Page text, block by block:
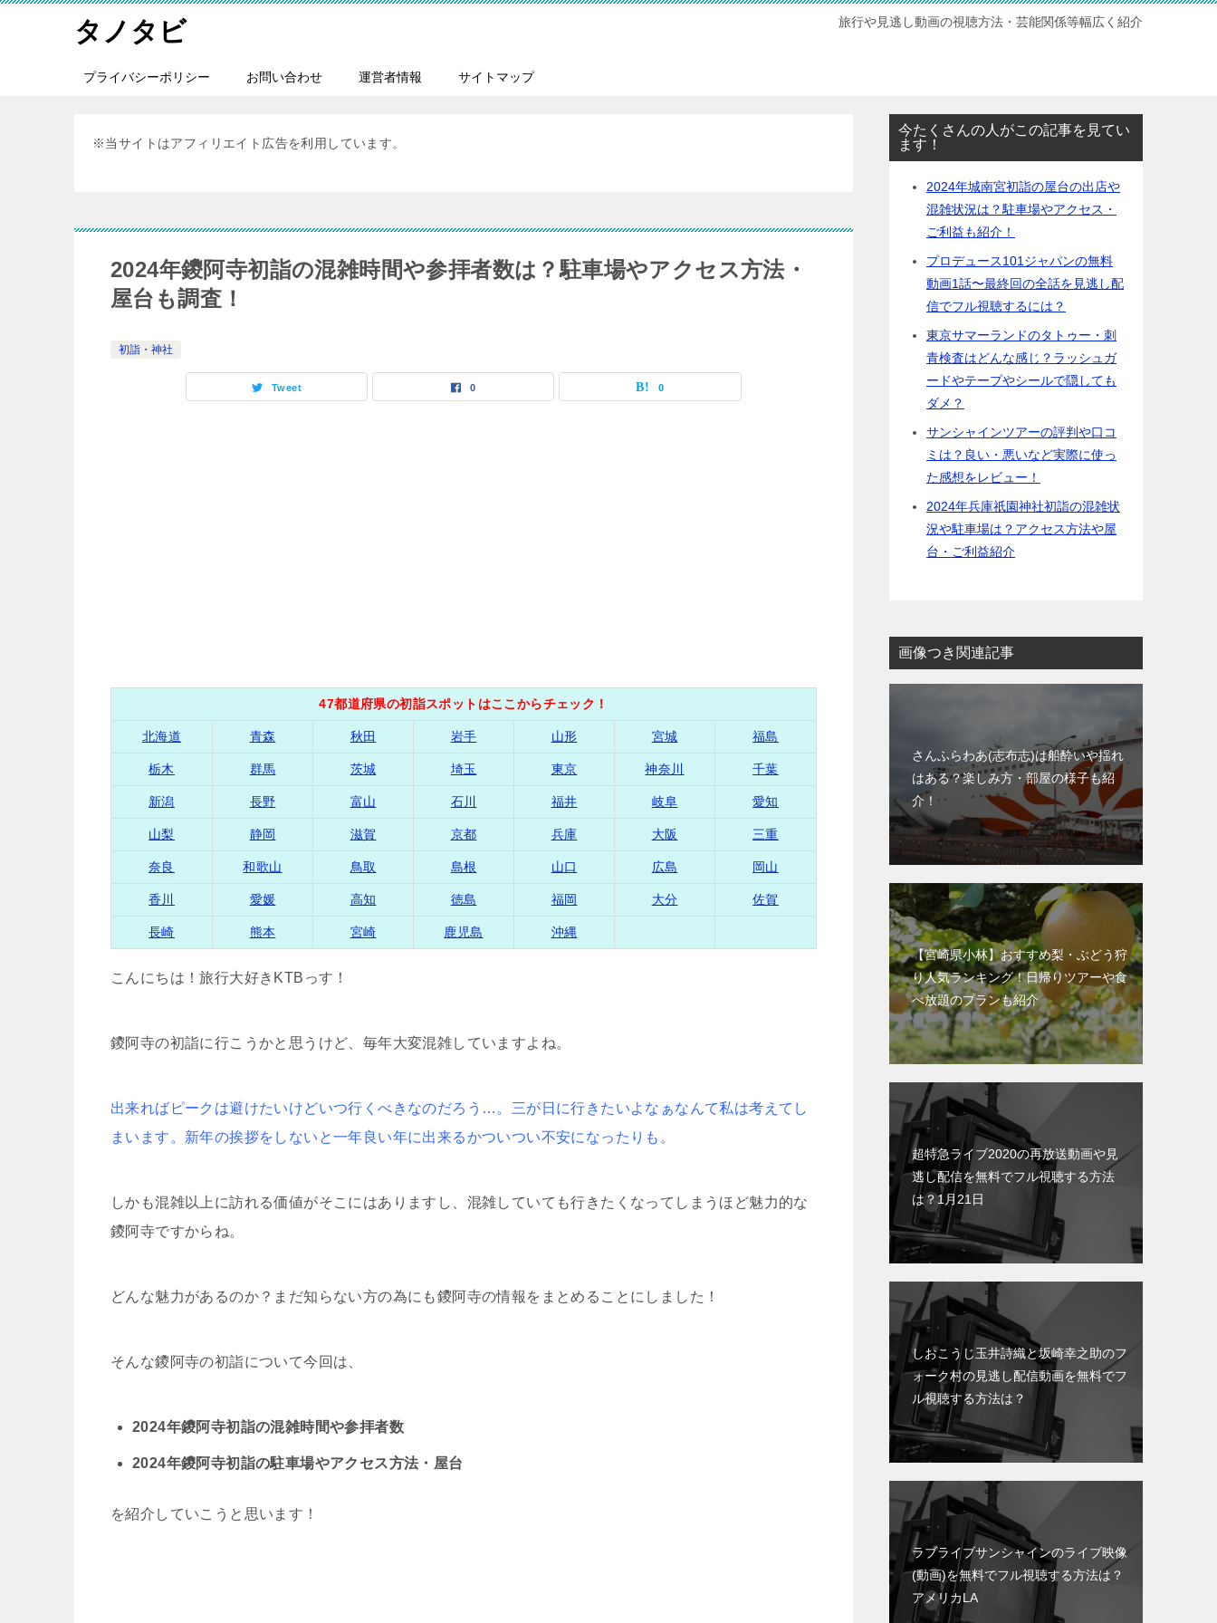
タノタビ 旅行や見逃し動画の視聴方法・芸能関係等幅広く紹介
プライバシーポリシー お問い合わせ 運営者情報 サイトマップ
※当サイトはアフィリエイト広告を利用しています。
2024年鑁阿寺初詣の混雑時間や参拝者数は？駐車場やアクセス方法・
屋台も調査！
初詣・神社
Tweet 0 0
47都道府県の初詣スポットはここからチェック！
北海道 青森 秋田 岩手 山形 宮城 福島
栃木 群馬 茨城 埼玉 東京 神奈川 千葉
新潟 長野 富山 石川 福井 岐阜 愛知
山梨 静岡 滋賀 京都 兵庫 大阪 三重
奈良 和歌山 鳥取 島根 山口 広島 岡山
香川 愛媛 高知 徳島 福岡 大分 佐賀
長崎 熊本 宮崎 鹿児島 沖縄
こんにちは！旅行大好きKTBっす！
鑁阿寺の初詣に行こうかと思うけど、毎年大変混雑していますよね。
出来ればピークは避けたいけどいつ行くべきなのだろう…。三が日に行きたいよなぁなんて私は考えてし
まいます。新年の挨拶をしないと一年良い年に出来るかついつい不安になったりも。
しかも混雑以上に訪れる価値がそこにはありますし、混雑していても行きたくなってしまうほど魅力的な
鑁阿寺ですからね。
どんな魅力があるのか？まだ知らない方の為にも鑁阿寺の情報をまとめることにしました！
そんな鑁阿寺の初詣について今回は、
2024年鑁阿寺初詣の混雑時間や参拝者数
2024年鑁阿寺初詣の駐車場やアクセス方法・屋台
を紹介していこうと思います！
今たくさんの人がこの記事を見てい
ます！
2024年城南宮初詣の屋台の出店や
混雑状況は？駐車場やアクセス・
ご利益も紹介！
プロデュース101ジャパンの無料
動画1話〜最終回の全話を見逃し配
信でフル視聴するには？
東京サマーランドのタトゥー・刺
青検査はどんな感じ？ラッシュガ
ードやテープやシールで隠しても
ダメ？
サンシャインツアーの評判や口コ
ミは？良い・悪いなど実際に使っ
た感想をレビュー！
2024年兵庫祇園神社初詣の混雑状
況や駐車場は？アクセス方法や屋
台・ご利益紹介
画像つき関連記事
さんふらわあ(志布志)は船酔いや揺れ
はある？楽しみ方・部屋の様子も紹
介！
【宮崎県小林】おすすめ梨・ぶどう狩
り人気ランキング！日帰りツアーや食
べ放題のプランも紹介
超特急ライブ2020の再放送動画や見
逃し配信を無料でフル視聴する方法
は？1月21日
しおこうじ玉井詩織と坂崎幸之助のフ
ォーク村の見逃し配信動画を無料でフ
ル視聴する方法は？
ラブライブサンシャインのライブ映像
(動画)を無料でフル視聴する方法は？
アメリカLA